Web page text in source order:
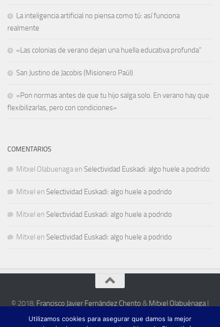
La inteligencia artificial no piensa como tú: así funciona
realmente
«Las colonias de verano dejan una huella educativa profunda”
San Justino de Jacobis (Misionero Paúl)
«Pon normas antes de que tu hijo salga solo. En verano hay que
flexibilizarlas, pero con condiciones»
COMENTARIOS
Mitxel Olabuenaga en Selectividad Euskadi: algo huele a podrido
Mitxel en Selectividad Euskadi: algo huele a podrido
Mitxel en Selectividad Euskadi: algo huele a podrido
Mitxel en Selectividad Euskadi: algo huele a podrido
© 2018, Francisco Javier Fernández Chento & Mitxel Olabuénaga|
Utilizamos cookies para asegurar que damos la mejor